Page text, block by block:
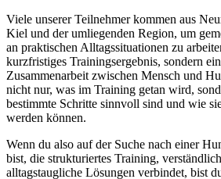
Viele unserer Teilnehmer kommen aus
Kiel und der umliegenden Region, um
an praktischen Alltagssituationen zu
kurzfristiges Trainingsergebnis, sondern
Zusammenarbeit zwischen Mensch und
nicht nur, was im Training getan wird,
bestimmte Schritte sinnvoll sind und wie
werden können.
Wenn du also auf der Suche nach einer
bist, die strukturiertes Training,
alltagstaugliche Lösungen verbindet, bist